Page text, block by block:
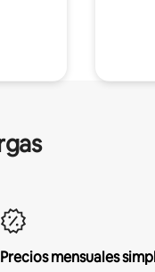
Precios mensuales